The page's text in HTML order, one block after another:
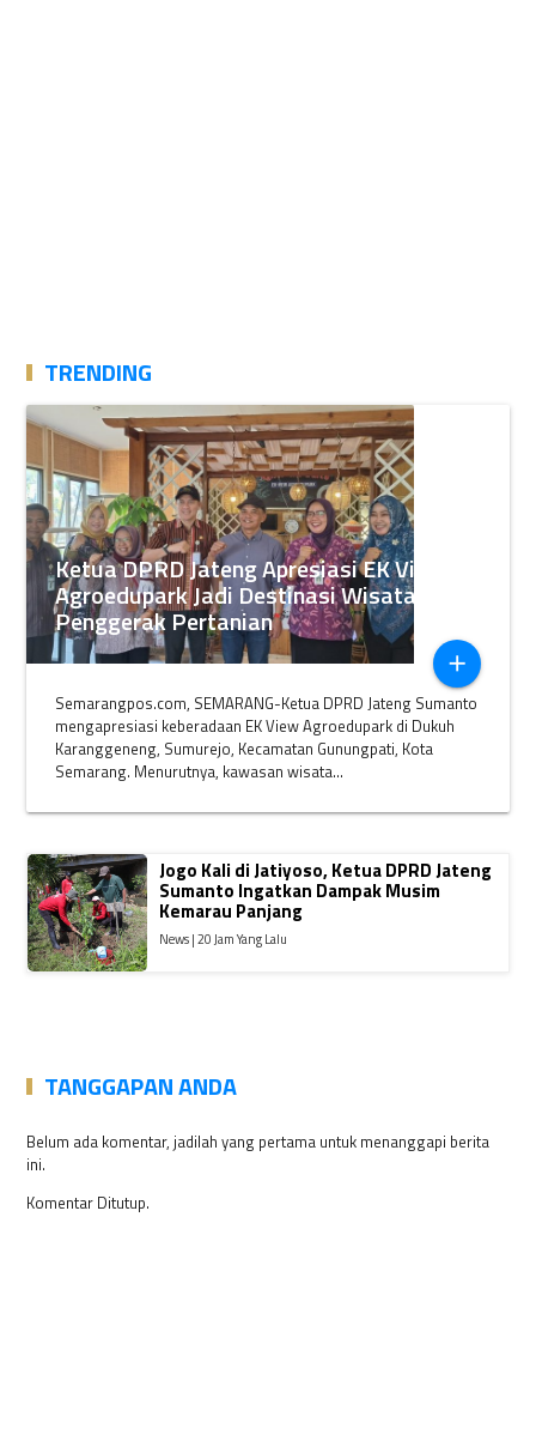
TRENDING
Ketua DPRD Jateng Apresiasi EK View
Agroedupark Jadi Destinasi Wisata
Penggerak Pertanian
add
Semarangpos.com, SEMARANG-Ketua DPRD Jateng Sumanto
mengapresiasi keberadaan EK View Agroedupark di Dukuh
Karanggeneng, Sumurejo, Kecamatan Gunungpati, Kota
Semarang. Menurutnya, kawasan wisata...
Jogo Kali di Jatiyoso, Ketua DPRD Jateng
Sumanto Ingatkan Dampak Musim
Kemarau Panjang
News | 20 Jam Yang Lalu
TANGGAPAN ANDA
Belum ada komentar, jadilah yang pertama untuk menanggapi berita
ini.
Komentar Ditutup.